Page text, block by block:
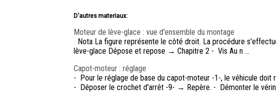
D'autres materiaux:
Moteur de lève-glace : vue d'ensemble du montage
Nota La figure représente le côté droit. La procédure
lève-glace Dépose et repose → Chapitre 2 - Vis Au n ...
Capot-moteur : réglage
- Pour le réglage de base du capot-moteur -1-, le véhicule
- Déposer le crochet d'arrêt -9- → Repère. - Démonter le vérin